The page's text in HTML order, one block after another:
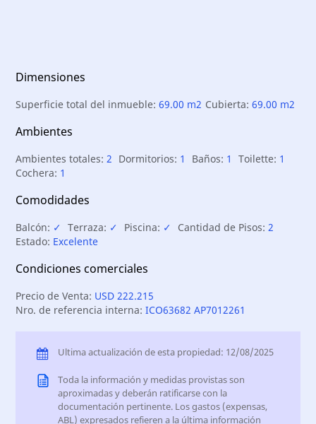
Dimensiones
Superficie total del inmueble:69.00 m2 Cubierta:69.00 m2
Ambientes
Ambientes totales:2 Dormitorios: 1 Baños: 1 Toilette: 1
Cochera: 1
Comodidades
Balcón: ✓ Terraza: ✓ Piscina: ✓ Cantidad de Pisos:2
Estado: Excelente
Condiciones comerciales
Precio de Venta: USD 222.215
Nro. de referencia interna:ICO63682 AP7012261
Ultima actualización de esta propiedad: 12/08/2025
Toda la información y medidas provistas son
aproximadas y deberán ratificarse con la
documentación pertinente. Los gastos (expensas,
ABL) expresados refieren a la última información